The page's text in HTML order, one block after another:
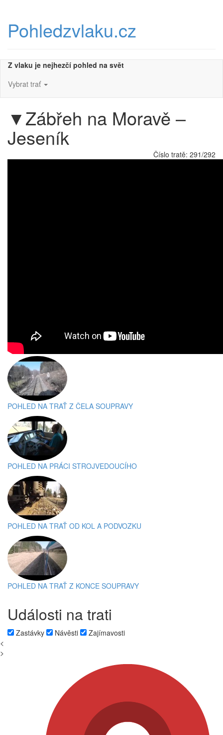
obsahPohledzvlaku.cz
Z vlaku je nejhezčí pohled na svět
Vybrat trať
▼Zábřeh na Moravě –
Jeseník
Číslo tratě: 291/292
POHLED NA TRAŤ Z ČELA SOUPRAVY
POHLED NA PRÁCI STROJVEDOUCÍHO
POHLED NA TRAŤ OD KOL A PODVOZKU
POHLED NA TRAŤ Z KONCE SOUPRAVY
Události na trati
Zastávky Návěsti
Zajímavosti
<
>